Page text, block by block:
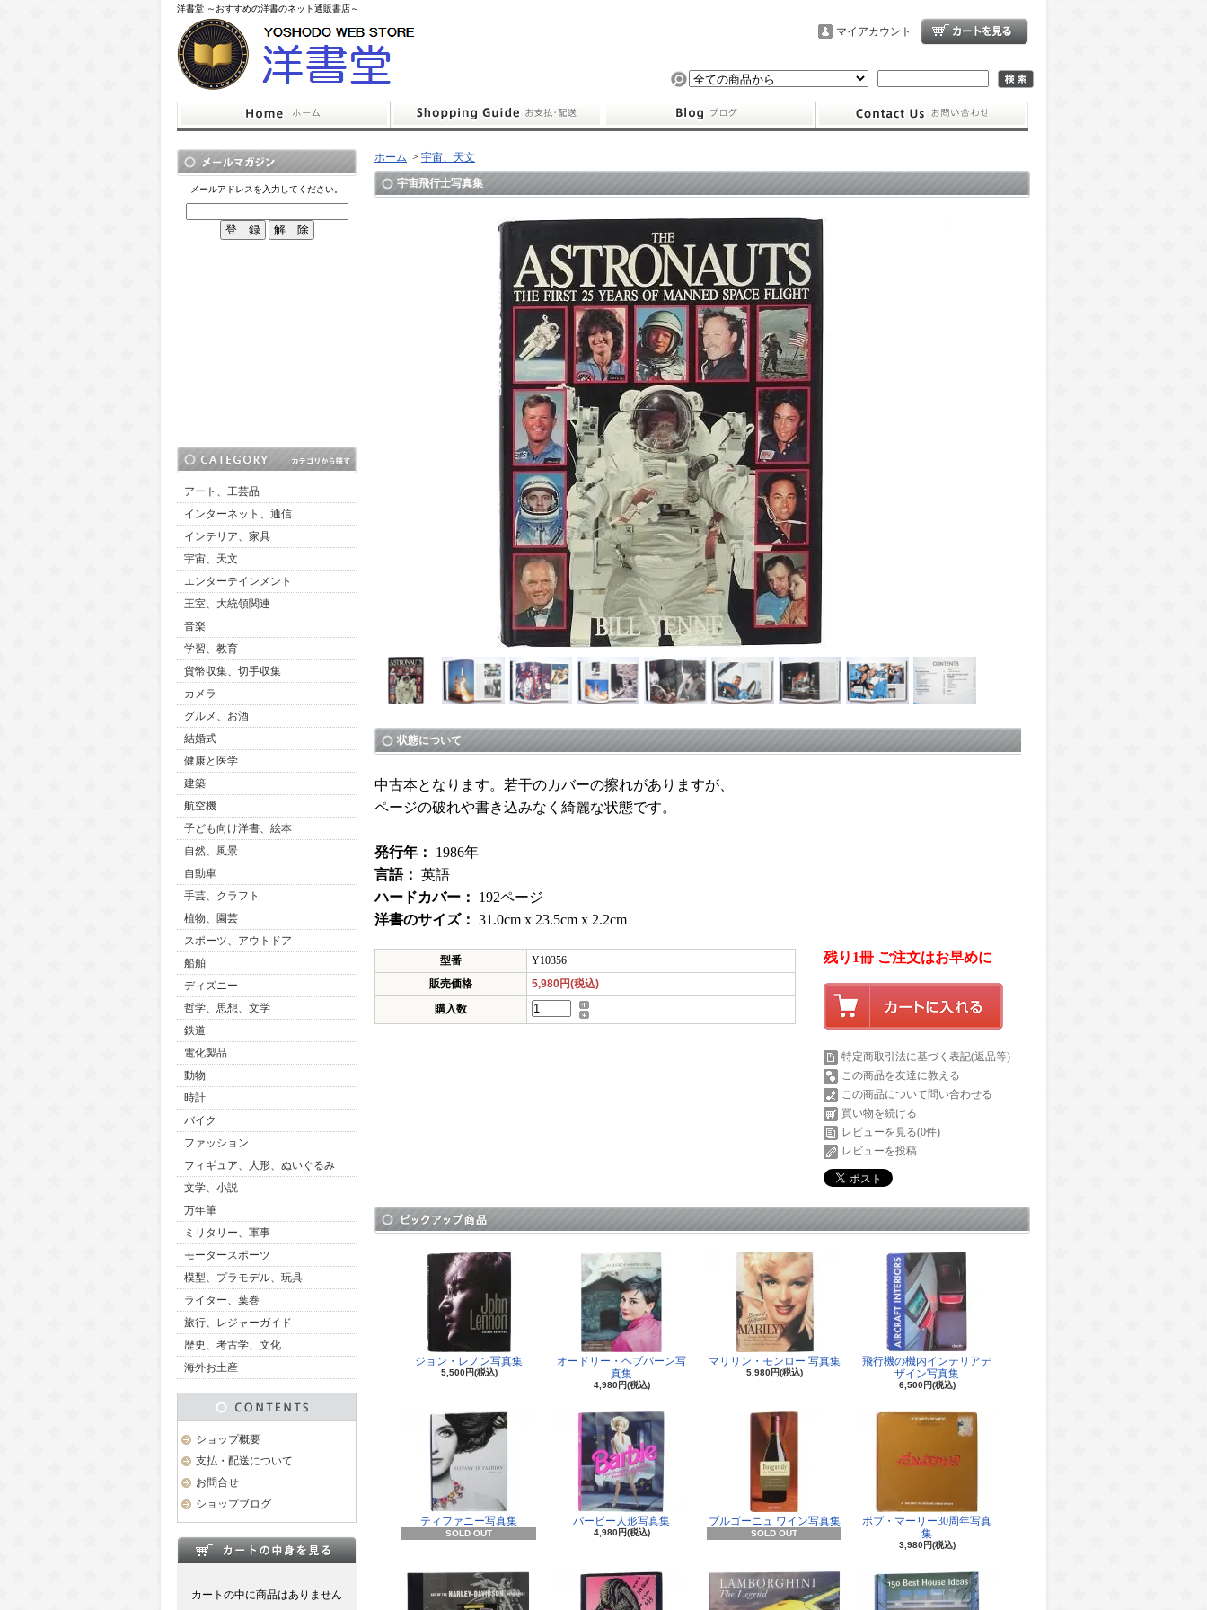
洋書堂 ～おすすめの洋書のネット通販書店～
マイアカウント
メールアドレスを入力してください。
アート、工芸品
インターネット、通信
インテリア、家具
宇宙、天文
エンターテインメント
王室、大統領関連
音楽
学習、教育
貨幣収集、切手収集
カメラ
グルメ、お酒
結婚式
健康と医学
建築
航空機
子ども向け洋書、絵本
自然、風景
自動車
手芸、クラフト
植物、園芸
スポーツ、アウトドア
船舶
ディズニー
哲学、思想、文学
鉄道
電化製品
動物
時計
バイク
ファッション
フィギュア、人形、ぬいぐるみ
文学、小説
万年筆
ミリタリー、軍事
モータースポーツ
模型、プラモデル、玩具
ライター、葉巻
旅行、レジャーガイド
歴史、考古学、文化
海外お土産
ショップ概要
支払・配送について
お問合せ
ショップブログ
カートの中に商品はありません
ホーム > 宇宙、天文
宇宙飛行士写真集
状態について
中古本となります。若干のカバーの擦れがありますが、
ページの破れや書き込みなく綺麗な状態です。
発行年：
1986年
言語： 英語
ハードカバー：
192ページ
洋書のサイズ： 31.0cm x 23.5cm x 2.2cm
型番
Y10356
販売価格
5,980円(税込)
購入数
残り1冊 ご注文はお早めに
特定商取引法に基づく表記(返品等)
この商品を友達に教える
この商品について問い合わせる
買い物を続ける
レビューを見る(0件)
レビューを投稿
ジョン・レノン写真集
5,500円(税込)
オードリー・ヘプバーン写
真集
4,980円(税込)
マリリン・モンロー 写真集
5,980円(税込)
飛行機の機内インテリアデ
ザイン写真集
6,500円(税込)
ティファニー写真集
SOLD OUT
バービー人形写真集
4,980円(税込)
ブルゴーニュ ワイン写真集
SOLD OUT
ボブ・マーリー30周年写真
集
3,980円(税込)